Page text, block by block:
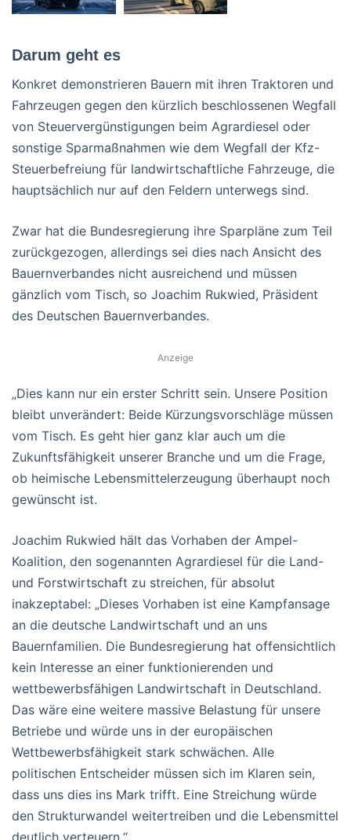
Darum geht es
Konkret demonstrieren Bauern mit ihren Traktoren und
Fahrzeugen gegen den kürzlich beschlossenen Wegfall
von Steuervergünstigungen beim Agrardiesel oder
sonstige Sparmaßnahmen wie dem Wegfall der Kfz-
Steuerbefreiung für landwirtschaftliche Fahrzeuge, die
hauptsächlich nur auf den Feldern unterwegs sind.
Zwar hat die Bundesregierung ihre Sparpläne zum Teil
zurückgezogen, allerdings sei dies nach Ansicht des
Bauernverbandes nicht ausreichend und müssen
gänzlich vom Tisch, so Joachim Rukwied, Präsident
des Deutschen Bauernverbandes.
Anzeige
„Dies kann nur ein erster Schritt sein. Unsere Position
bleibt unverändert: Beide Kürzungsvorschläge müssen
vom Tisch. Es geht hier ganz klar auch um die
Zukunftsfähigkeit unserer Branche und um die Frage,
ob heimische Lebensmittelerzeugung überhaupt noch
gewünscht ist.
Joachim Rukwied hält das Vorhaben der Ampel-
Koalition, den sogenannten Agrardiesel für die Land-
und Forstwirtschaft zu streichen, für absolut
inakzeptabel: „Dieses Vorhaben ist eine Kampfansage
an die deutsche Landwirtschaft und an uns
Bauernfamilien. Die Bundesregierung hat offensichtlich
kein Interesse an einer funktionierenden und
wettbewerbsfähigen Landwirtschaft in Deutschland.
Das wäre eine weitere massive Belastung für unsere
Betriebe und würde uns in der europäischen
Wettbewerbsfähigkeit stark schwächen. Alle
politischen Entscheider müssen sich im Klaren sein,
dass uns dies ins Mark trifft. Eine Streichung würde
den Strukturwandel weitertreiben und die Lebensmittel